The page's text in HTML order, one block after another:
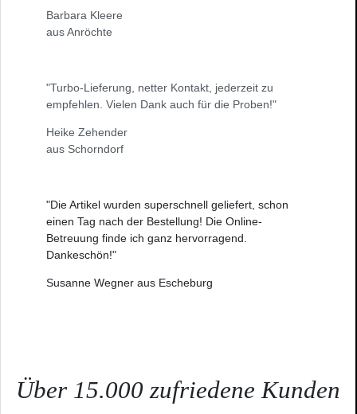
Barbara Kleere
aus Anröchte
"Turbo-Lieferung, netter Kontakt, jederzeit zu
empfehlen. Vielen Dank auch für die Proben!"
Heike Zehender
aus Schorndorf
"Die Artikel wurden superschnell geliefert, schon
einen Tag nach der Bestellung! Die Online-
Betreuung finde ich ganz hervorragend.
Dankeschön!"
Susanne Wegner aus Escheburg
Über 15.000 zufriedene Kunden